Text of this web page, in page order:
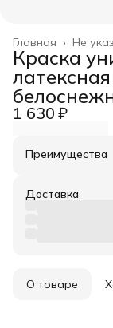
Не
Главная ›
Краска
1 630 ₽
Преимущества
Оплата
Удобный
Доставка
О товаре